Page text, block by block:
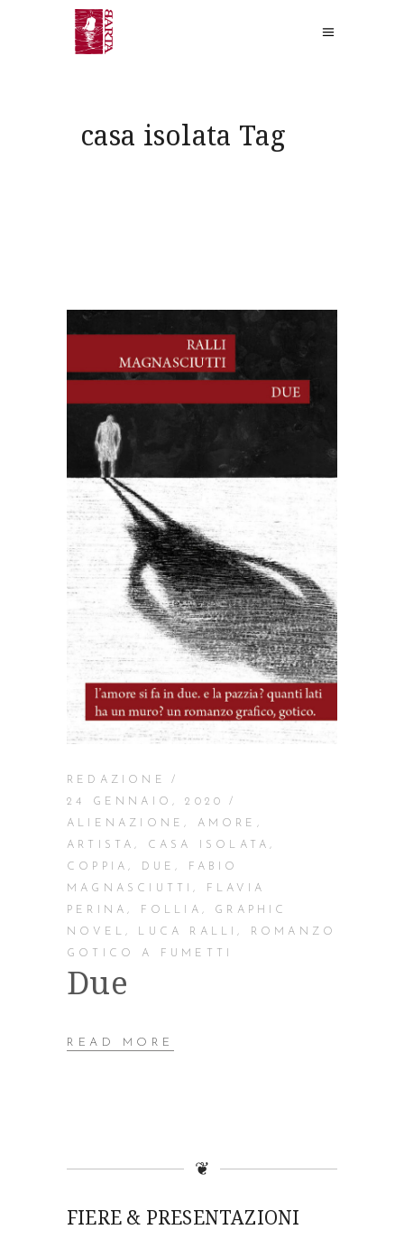
casa isolata Tag
REDAZIONE
24 GENNAIO, 2020
ALIENAZIONE, AMORE ,
ARTISTA, CASA ISOLATA,
COPPIA, DUE,
FABIO
MAGNASCIUTTI,
FLAVIA
PERINA, FOLLIA , GRAPHIC
NOVEL , LUCA RALLI,
ROMANZO
GOTICO A FUMETTI
Due
READ MORE
❦
FIERE & PRESENTAZIONI